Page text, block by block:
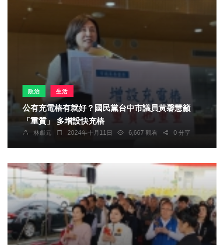
政治 生活
公有充電樁有就好？國民黨台中市議員黃馨慧籲
「重質」 多增設快充樁
林獻元 2024年十月11日 6,667 觀看 0 分享